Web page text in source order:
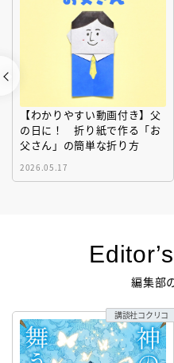
【わかりやすい動画付き】父
の日に！ 折り紙で作る「お
父さん」の簡単な折り方
2026.05.17
編集部
講談社コクリコ